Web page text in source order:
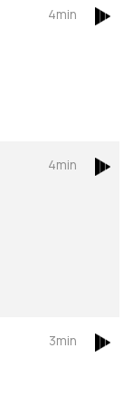
4min
4min
3min